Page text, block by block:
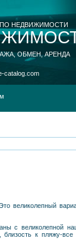
ПО НЕДВИЖИМОСТИ
ОБМЕН, АРЕНДА
catalog.com
великолепный
с великолепной
к пляжу-